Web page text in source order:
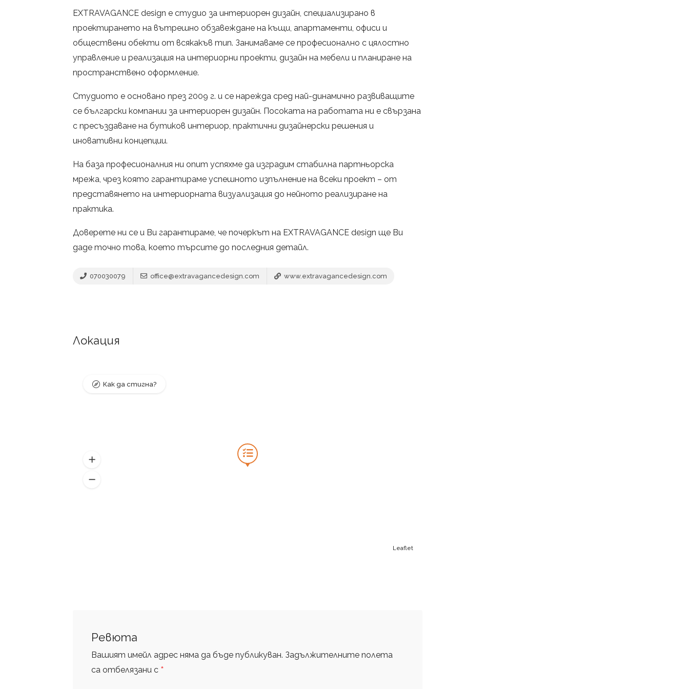
EXTRAVAGANCE design е студио за интериорен дизайн, специализирано в
проектирането на вътрешно обзавеждане на къщи, апартаменти, офиси и
обществени обекти от всякакъв тип. Занимаваме се професионално с цялостно
управление и реализация на интериорни проекти, дизайн на мебели и планиране на
пространствено оформление.
Студиото е основано през 2009 г. и се нарежда сред най-динамично развиващите
се български компании за интериорен дизайн. Посоката на работата ни е свързана
с пресъздаване на бутиков интериор, практични дизайнерски решения и
иновативни концепции.
На база професионалния ни опит успяхме да изградим стабилна партньорска
мрежа, чрез която гарантираме успешното изпълнение на всеки проект – от
представянето на интериорната визуализация до нейното реализиране на
практика.
Доверете ни се и Ви гарантираме, че почеркът на EXTRAVAGANCE design ще Ви
даде точно това, което търсите до последния детайл.
070030079 office@extravagancedesign.com www.extravagancedesign.com
Локация
Leaflet
Как да стигна?
Ревюта
Вашият имейл адрес няма да бъде публикуван. Задължителните полета
са отбелязани с *